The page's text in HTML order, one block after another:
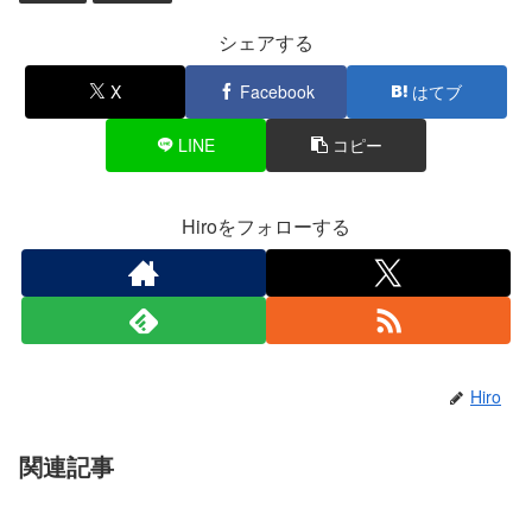
シェアする
X Facebook はてブ
LINE コピー
Hiroをフォローする
Hiro
関連記事